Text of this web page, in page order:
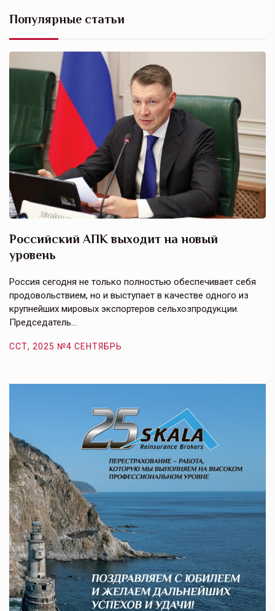
Популярные статьи
Российский АПК выходит на новый
уровень
Россия сегодня не только полностью обеспечивает себя
продовольствием, но и выступает в качестве одного из
крупнейших мировых экспортеров сельхозпродукции.
Председатель…
ССТ, 2025 №4 СЕНТЯБРЬ